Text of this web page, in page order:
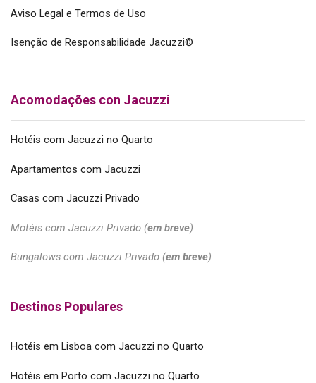
Aviso Legal e Termos de Uso
Isenção de Responsabilidade Jacuzzi©
Acomodações con Jacuzzi
Hotéis com Jacuzzi no Quarto
Apartamentos com Jacuzzi
Casas com Jacuzzi Privado
Motéis com Jacuzzi Privado (em breve)
Bungalows com Jacuzzi Privado (em breve)
Destinos Populares
Hotéis em Lisboa com Jacuzzi no Quarto
Hotéis em Porto com Jacuzzi no Quarto